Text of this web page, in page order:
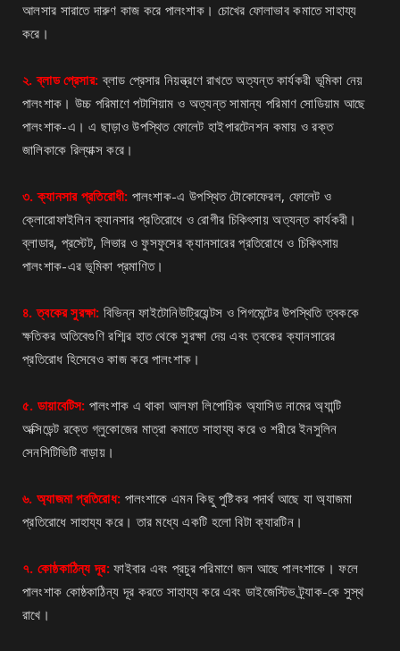
আলসার সারাতে দারুণ কাজ করে পালংশাক। চোখের ফোলাভাব কমাতে সাহায্য
করে।
২. ব্লাড প্রেসার: ব্লাড প্রেসার নিয়ন্ত্রণে রাখতে অত্যন্ত কার্যকরী ভূমিকা নেয়
পালংশাক। উচ্চ পরিমাণে পটাশিয়াম ও অত্যন্ত সামান্য পরিমাণ সোডিয়াম আছে
পালংশাক-এ। এ ছাড়াও উপস্থিত ফোলেট হাইপারটেনশন কমায় ও রক্ত
জালিকাকে রিল্যাক্স করে।
৩. ক্যানসার প্রতিরোধী: পালংশাক-এ উপস্থিত টোকোফেরল, ফোলেট ও
ক্লোরোফাইলিন ক্যানসার প্রতিরোধে ও রোগীর চিকিৎসায় অত্যন্ত কার্যকরী।
ব্লাডার, প্রস্টেট, লিভার ও ফুসফুসের ক্যানসারের প্রতিরোধে ও চিকিৎসায়
পালংশাক-এর ভূমিকা প্রমাণিত।
৪. ত্বকের সুরক্ষা: বিভিন্ন ফাইটোনিউট্রিয়েন্টস ও পিগমেন্টের উপস্থিতি ত্বককে
ক্ষতিকর অতিবেগুণি রশ্মির হাত থেকে সুরক্ষা দেয় এবং ত্বকের ক্যানসারের
প্রতিরোধ হিসেবেও কাজ করে পালংশাক।
৫. ডায়াবেটিস: পালংশাক এ থাকা আলফা লিপোয়িক অ্যাসিড নামের অ্যান্টি
অক্সিডেন্ট রক্তে গ্লুকোজের মাত্রা কমাতে সাহায্য করে ও শরীরে ইনসুলিন
সেনসিটিভিটি বাড়ায়।
৬. অ্যাজমা প্রতিরোধ: পালংশাকে এমন কিছু পুষ্টিকর পদার্থ আছে যা অ্যাজমা
প্রতিরোধে সাহায্য করে। তার মধ্যে একটি হলো বিটা ক্যারটিন।
৭. কোষ্ঠকাঠিন্য দূর:ফাইবার এবং প্রচুর পরিমাণে জল আছে পালংশাকে। ফলে
পালংশাক কোষ্ঠকাঠিন্য দূর করতে সাহায্য করে এবং ডাইজেস্টিভ ট্র্যাক-কে সুস্থ
রাখে।